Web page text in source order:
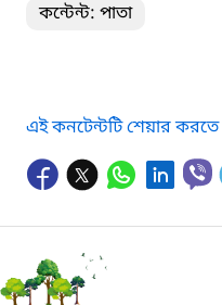
কন্টেন্ট: পাতা
এই কনটেন্টটি শেয়ার